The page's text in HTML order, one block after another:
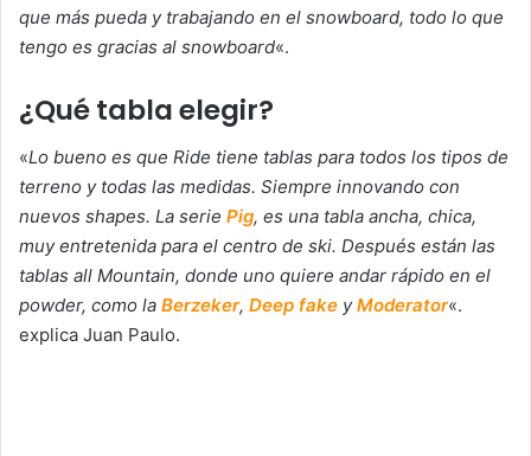
que más pueda y trabajando en el snowboard, todo lo que
tengo es gracias al snowboard«.
¿Qué tabla elegir?
«Lo bueno es que Ride tiene tablas para todos los tipos de
terreno y todas las medidas. Siempre innovando con
nuevos shapes. La serie Pig, es una tabla ancha, chica,
muy entretenida para el centro de ski. Después están las
tablas all Mountain, donde uno quiere andar rápido en el
powder, como la Berzeker, Deep fake yModerator«.
explica Juan Paulo.